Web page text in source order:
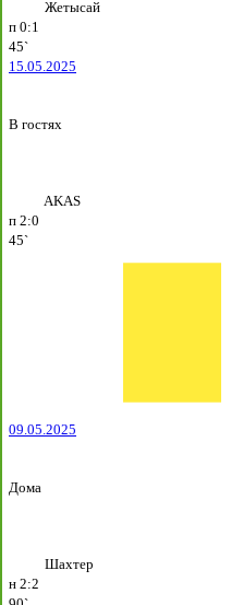
Жетысай
п 0:1
45`
15.05.2025
В гостях
AKAS
п 2:0
45`
09.05.2025
Дома
Шахтер
н 2:2